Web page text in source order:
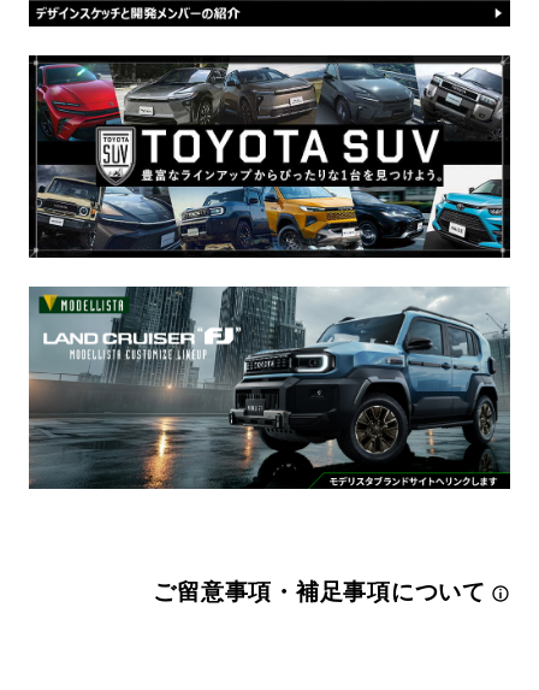
ご留意事項・補足事項について